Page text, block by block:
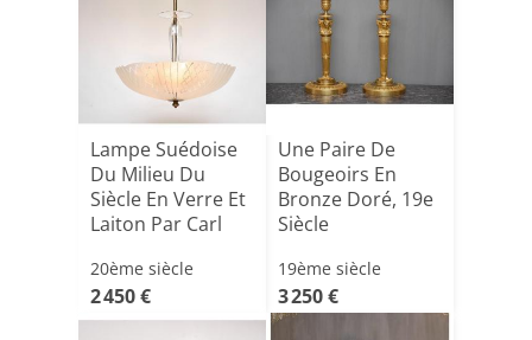
Lampe Suédoise
Du Milieu Du
Siècle En Verre Et
Laiton Par Carl
20ème siècle
2 450 €
Une Paire De
Bougeoirs En
Bronze Doré, 19e
Siècle
19ème siècle
3 250 €